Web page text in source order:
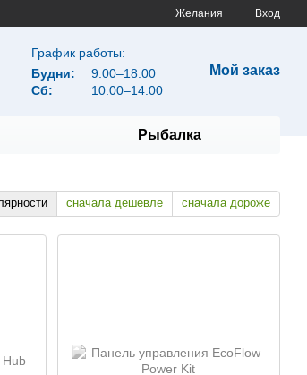
Желания Вход
График работы:
Будни:
9:00–18:00
Сб:
10:00–14:00
Мой заказ
Рыбалка
сначала дешевле сначала дороже